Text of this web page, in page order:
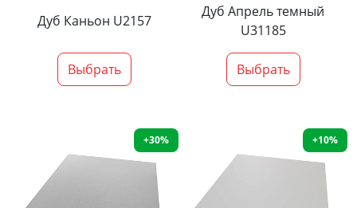
Дуб Каньон U2157
Выбрать
Дуб Апрель темный
U31185
Выбрать
+30% +10%